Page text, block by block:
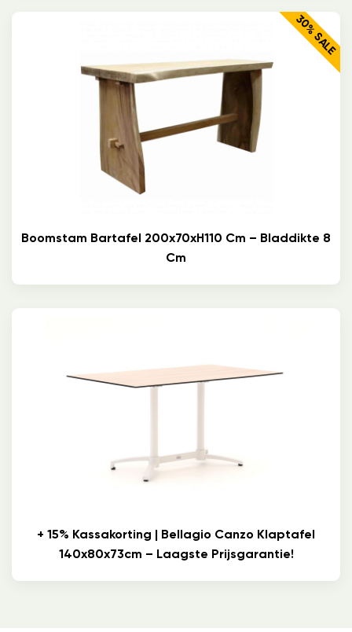
30% SALE
Boomstam Bartafel 200x70xH110 Cm – Bladdikte 8
Cm
+ 15% Kassakorting | Bellagio Canzo Klaptafel
140x80x73cm – Laagste Prijsgarantie!